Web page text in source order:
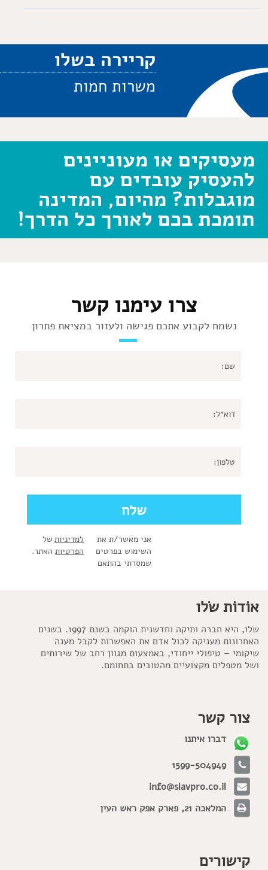
קריירה בשלו
משרות חמות
מעסיקים או מעוניינים
להעסיק עובדים עם
מוגבלות? מהיום, המדינה
תומכת בכם לאורך כל הדרך!
צרו עימנו קשר
נשמח לקבוע אתכם פגישה ולעזור במציאת פתרון
אני מאשר/ת את
השימוש בפרטים
שמסרתי בהתאם
למדיניות
הפרטיות
של
האתר.
אוֹדוֹת שׂלו
שׂלו, היא חברה ותיקה וחדשנית הוקמה בשנת 1997. בשנים
האחרונות מעניקה לכול אדם את האפשרות לקבל מענה
שיקומי – טיפולי ייחודי, באמצעות מגוון רחב של שירותים
ושל מטפלים מקצועיים מהטובים בתחומם.
צור קשר
דברו איתנו
1599-504949
info@slavpro.co.il
המלאכה 21, פארק אפק ראש העין
קישורים